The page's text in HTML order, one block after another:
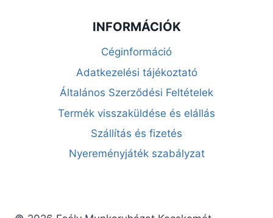
INFORMÁCIÓK
Céginformáció
Adatkezelési tájékoztató
Általános Szerződési Feltételek
Termék visszaküldése és elállás
Szállítás és fizetés
Nyereményjáték szabályzat